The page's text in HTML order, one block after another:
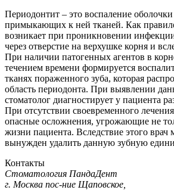
Периодонтит – это воспаление
примыкающих к ней тканей. Как
возникает при проникновении
через отверстие на верхушке корня и
При наличии патогенных агентов в
течением времени формируется
тканях пораженного зуба, которая
область периодонта. При выявлении
стоматолог диагностирует у пациента
При отсутствии своевременного
опасные осложнения, угрожающие не
жизни пациента. Вследствие этого врач
вынужден удалить данную зубную
Контакты
Стоматология ПандаДент
г. Москва пос-ние Щаповское,